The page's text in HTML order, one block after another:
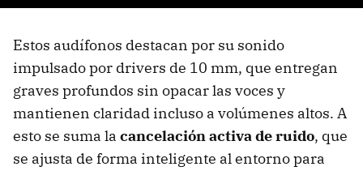
Estos audífonos destacan por su sonido
impulsado por drivers de 10 mm, que entregan
graves profundos sin opacar las voces y
mantienen claridad incluso a volúmenes altos. A
esto se suma la cancelación activa de ruido, que
se ajusta de forma inteligente al entorno para